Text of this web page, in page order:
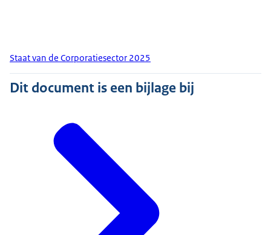
Staat van de Corporatiesector 2025
Dit document is een bijlage bij